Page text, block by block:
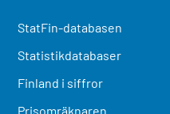
StatFin-databasen
Statistikdatabaser
Finland i siffror
Prisomräknaren